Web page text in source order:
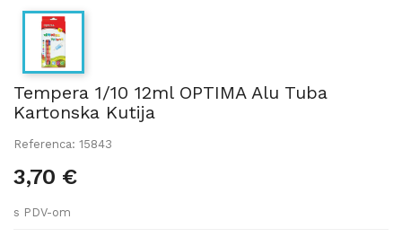
Tempera 1/10 12ml OPTIMA Alu Tuba
Kartonska Kutija
Referenca: 15843
3,70 €
s PDV-om